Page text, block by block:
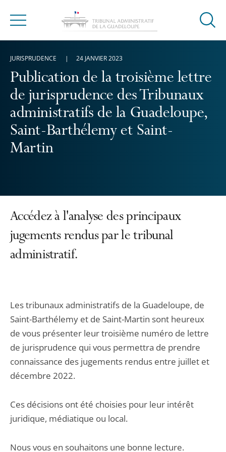
Menu
Ouvrir
Publication de la troisième lettre
de jurisprudence des Tribunaux
administratifs de la Guadeloupe,
Saint-Barthélemy et Saint-
Martin
JURISPRUDENCE 24 JANVIER 2023
Accédez à l'analyse des principaux
jugements rendus par le tribunal
administratif.
Les tribunaux administratifs de la Guadeloupe, de
Saint-Barthélemy et de Saint-Martin sont heureux
de vous présenter leur troisième numéro de lettre
de jurisprudence qui vous permettra de prendre
connaissance des jugements rendus entre juillet et
décembre 2022.
Ces décisions ont été choisies pour leur intérêt
juridique, médiatique ou local.
Nous vous en souhaitons une bonne lecture.